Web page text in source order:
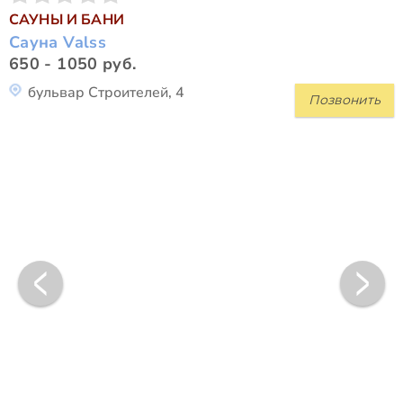
САУНЫ И БАНИ
Сауна Valss
650 - 1050 руб.
Позвонить
бульвар Строителей, 4